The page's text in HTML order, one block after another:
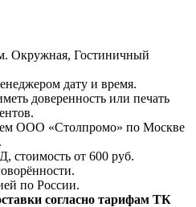
Окружная, Гостиничный
дату и время.
доверенность или печать
ООО «Столпромо» по Москве
стоимость от 600 руб.
по России.
согласно тарифам ТК